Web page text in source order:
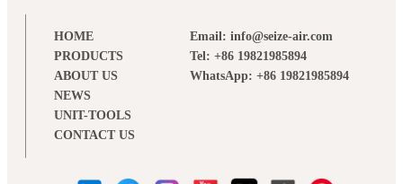
HOME
PRODUCTS
ABOUT US
NEWS
UNIT-TOOLS
CONTACT US
Email: info@seize-air.com
Tel: +86 19821985894
WhatsApp: +86 19821985894